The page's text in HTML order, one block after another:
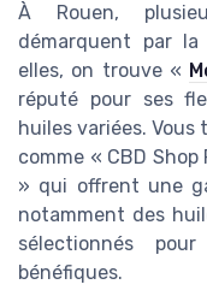
À Rouen,
démarquent par
elles, on trouve «
réputé pour ses
huiles variées.
comme « CBD
» qui offrent une
notamment des
sélectionnés
bénéfiques.